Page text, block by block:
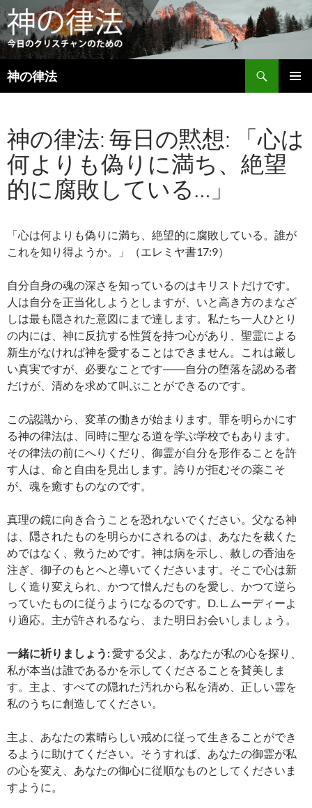
神の律法
検
索
ン
ツ
へ
ス
キ
神の律法: 毎日の黙想: 「心は
何よりも偽りに満ち、絶望
的に腐敗している…」
「心は何よりも偽りに満ち、絶望的に腐敗している。誰が
これを知り得ようか。」（エレミヤ書17:9）
自分自身の魂の深さを知っているのはキリストだけです。
人は自分を正当化しようとしますが、いと高き方のまなざ
しは最も隠された意図にまで達します。私たち一人ひとり
の内には、神に反抗する性質を持つ心があり、聖霊による
新生がなければ神を愛することはできません。これは厳し
い真実ですが、必要なことです――自分の堕落を認める者
だけが、清めを求めて叫ぶことができるのです。
この認識から、変革の働きが始まります。罪を明らかにす
る神の律法は、同時に聖なる道を学ぶ学校でもあります。
その律法の前にへりくだり、御霊が自分を形作ることを許
す人は、命と自由を見出します。誇りが拒むその薬こそ
が、魂を癒すものなのです。
真理の鏡に向き合うことを恐れないでください。父なる神
は、隠されたものを明らかにされるのは、あなたを裁くた
めではなく、救うためです。神は病を示し、赦しの香油を
注ぎ、御子のもとへと導いてくださいます。そこで心は新
しく造り変えられ、かつて憎んだものを愛し、かつて逆ら
っていたものに従うようになるのです。D. L. ムーディーよ
り適応。主が許されるなら、また明日お会いしましょう。
一緒に祈りましょう:愛する父よ、あなたが私の心を探り、
私が本当は誰であるかを示してくださることを賛美しま
す。主よ、すべての隠れた汚れから私を清め、正しい霊を
私のうちに創造してください。
主よ、あなたの素晴らしい戒めに従って生きることができ
るように助けてください。そうすれば、あなたの御霊が私
の心を変え、あなたの御心に従順なものとしてくださいま
すように。